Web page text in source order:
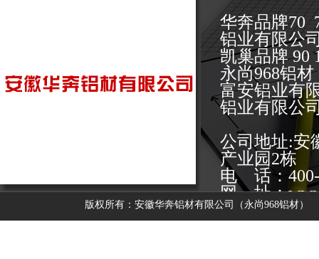
华奔品牌70
铝业有限公
凯巢品牌 90
永尚968铝
富安铝业有
铝业有限公
公司地址:安
产业园2栋
电 话：400-
网 址：
版权所有：安徽华奔铝材有限公司（永尚968铝材）